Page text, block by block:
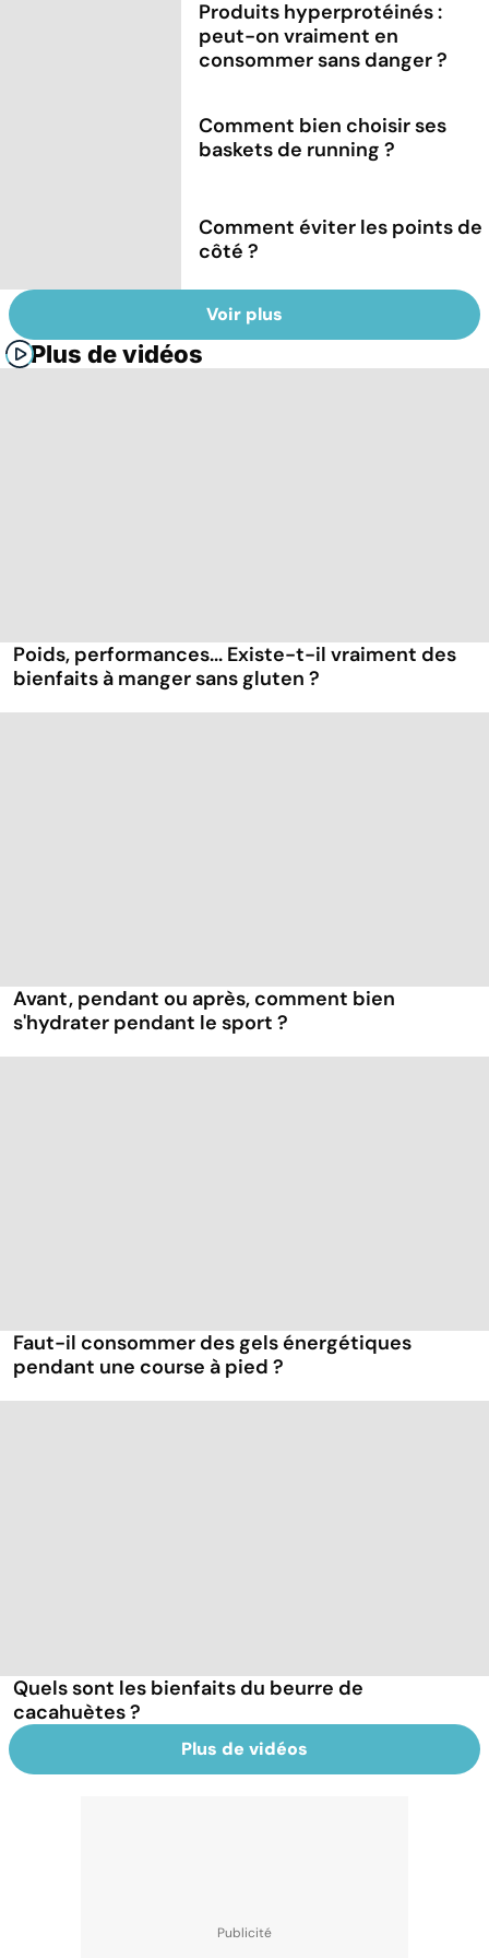
Produits hyperprotéinés :
peut-on vraiment en
consommer sans danger ?
Comment bien choisir ses
baskets de running ?
Comment éviter les points de
côté ?
Voir plus
Plus de vidéos
Poids, performances... Existe-t-il vraiment des
bienfaits à manger sans gluten ?
Avant, pendant ou après, comment bien
s'hydrater pendant le sport ?
Faut-il consommer des gels énergétiques
pendant une course à pied ?
Quels sont les bienfaits du beurre de
cacahuètes ?
Plus de vidéos